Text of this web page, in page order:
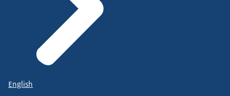
English